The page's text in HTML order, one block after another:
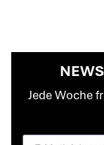
Jede Woche